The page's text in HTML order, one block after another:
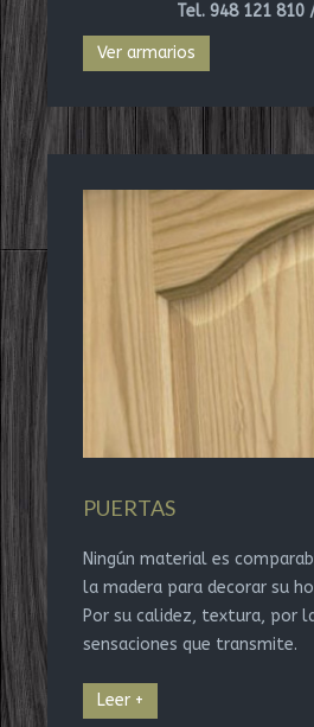
Tel. 948 121 810
Ver armarios
PUERTAS
Ningún material es
la madera para decorar su
Por su calidez, textura, por
sensaciones que transmite.
Leer +